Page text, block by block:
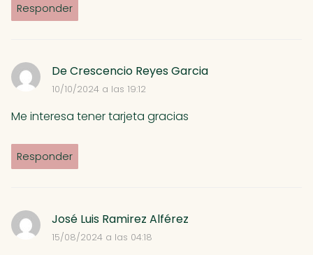
Responder
De Crescencio Reyes Garcia
10/10/2024 a las 19:12
Me interesa tener tarjeta gracias
Responder
José Luis Ramirez Alférez
15/08/2024 a las 04:18